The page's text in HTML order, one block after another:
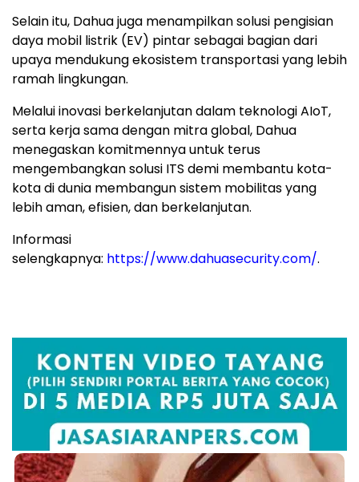
Selain itu, Dahua juga menampilkan solusi pengisian
daya mobil listrik (EV) pintar sebagai bagian dari
upaya mendukung ekosistem transportasi yang lebih
ramah lingkungan.
Melalui inovasi berkelanjutan dalam teknologi AIoT,
serta kerja sama dengan mitra global, Dahua
menegaskan komitmennya untuk terus
mengembangkan solusi ITS demi membantu kota-
kota di dunia membangun sistem mobilitas yang
lebih aman, efisien, dan berkelanjutan.
Informasi
selengkapnya: https://www.dahuasecurity.com/.